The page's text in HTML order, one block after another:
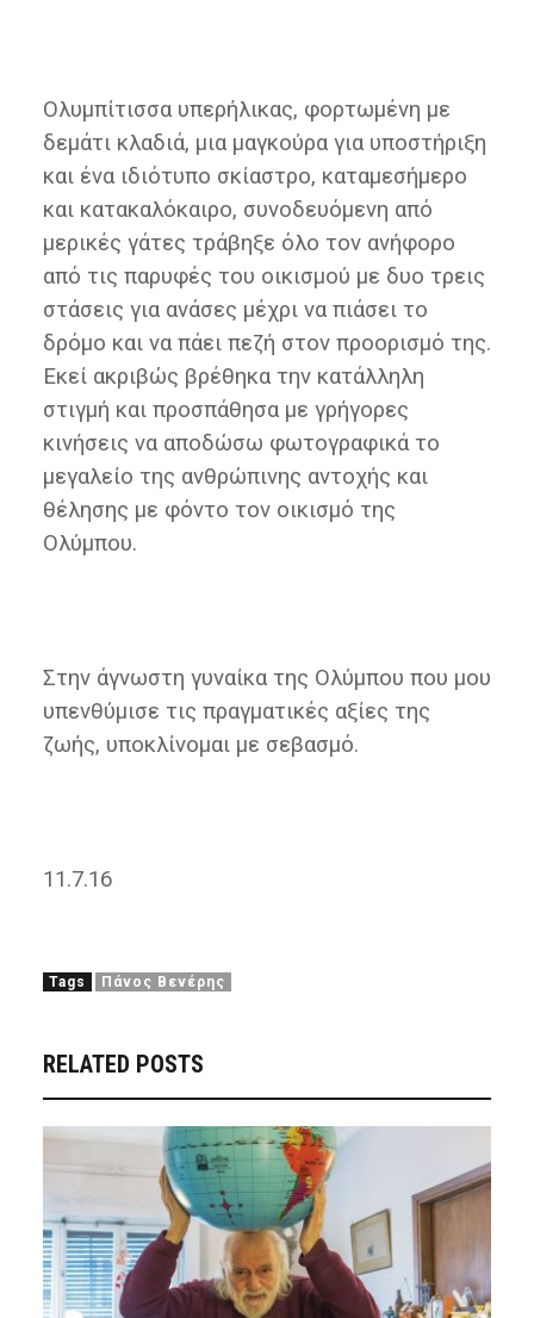
Ολυμπίτισσα υπερήλικας, φορτωμένη με
δεμάτι κλαδιά, μια μαγκούρα για υποστήριξη
και ένα ιδιότυπο σκίαστρο, καταμεσήμερο
και κατακαλόκαιρο, συνοδευόμενη από
μερικές γάτες τράβηξε όλο τον ανήφορο
από τις παρυφές του οικισμού με δυο τρεις
στάσεις για ανάσες μέχρι να πιάσει το
δρόμο και να πάει πεζή στον προορισμό της.
Εκεί ακριβώς βρέθηκα την κατάλληλη
στιγμή και προσπάθησα με γρήγορες
κινήσεις να αποδώσω φωτογραφικά το
μεγαλείο της ανθρώπινης αντοχής και
θέλησης με φόντο τον οικισμό της
Ολύμπου.
Στην άγνωστη γυναίκα της Ολύμπου που μου
υπενθύμισε τις πραγματικές αξίες της
ζωής, υποκλίνομαι με σεβασμό.
11.7.16
Tags Πάνος Βενέρης
RELATED POSTS